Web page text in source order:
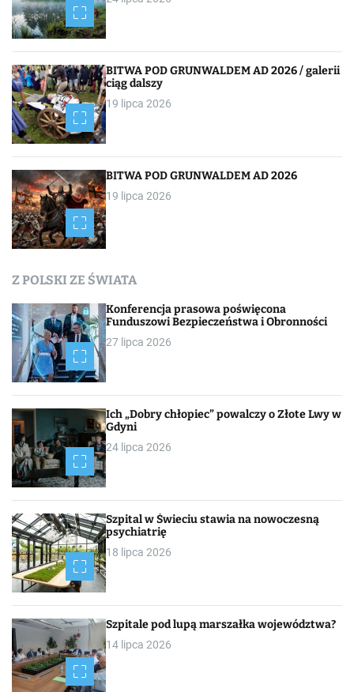
BITWA POD GRUNWALDEM AD 2026 / galerii
ciąg dalszy
19 lipca 2026
BITWA POD GRUNWALDEM AD 2026
19 lipca 2026
Z POLSKI ZE ŚWIATA
Konferencja prasowa poświęcona
Funduszowi Bezpieczeństwa i Obronności
27 lipca 2026
Ich „Dobry chłopiec” powalczy o Złote Lwy w
Gdyni
24 lipca 2026
Szpital w Świeciu stawia na nowoczesną
psychiatrię
18 lipca 2026
Szpitale pod lupą marszałka województwa?
14 lipca 2026